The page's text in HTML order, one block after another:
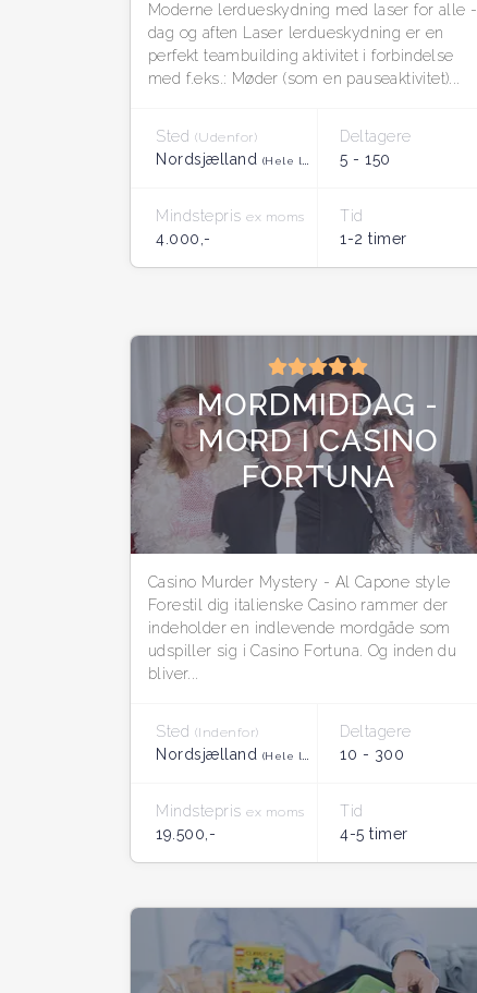
Moderne lerdueskydning med laser for alle -
dag og aften Laser lerdueskydning er en
perfekt teambuilding aktivitet i forbindelse
med f.eks.: Møder (som en pauseaktivitet)...
Sted (Udenfor)
Nordsjælland (Hele landet)
Deltagere
5 - 150
Mindstepris ex moms
4.000,-
Tid
1-2 timer
MORDMIDDAG -
MORD I CASINO
FORTUNA
Casino Murder Mystery - Al Capone style
Forestil dig italienske Casino rammer der
indeholder en indlevende mordgåde som
udspiller sig i Casino Fortuna. Og inden du
bliver...
Sted (Indenfor)
Nordsjælland (Hele landet)
Deltagere
10 - 300
Mindstepris ex moms
19.500,-
Tid
4-5 timer